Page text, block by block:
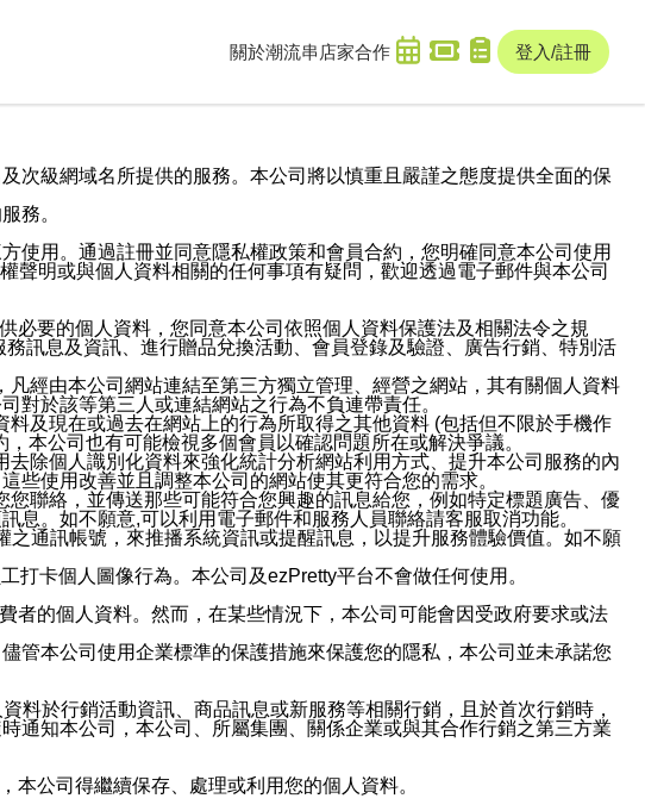
關於潮流串 店家合作 登入/註冊
次級網域名所提供的服務。本公司將以慎重且嚴謹之態度提供全面的保
務。
使用。通過註冊並同意隱私權政策和會員合約，您明確同意本公司使用
明或與個人資料相關的任何事項有疑問，歡迎透過電子郵件與本公司
要的個人資料，您同意本公司依照個人資料保護法及相關法令之規
訊息及資訊、進行贈品兌換活動、會員登錄及驗證、廣告行銷、特別活
經由本公司網站連結至第三方獨立管理、經營之網站，其有關個人資料
對於該等第三人或連結網站之行為不負連帶責任。
及現在或過去在網站上的行為所取得之其他資料 (包括但不限於手機作
本公司也有可能檢視多個會員以確認問題所在或解決爭議。
除個人識別化資料來強化統計分析網站利用方式、提升本公司服務的內
些使用改善並且調整本公司的網站使其更符合您的需求。
聯絡，並傳送那些可能符合您興趣的訊息給您，例如特定標題廣告、優
。如不願意,可以利用電子郵件和服務人員聯絡請客服取消功能。
通訊帳號，來推播系統資訊或提醒訊息，以提升服務體驗價值。如不願
卡個人圖像行為。本公司及ezPretty平台不會做任何使用。
者的個人資料。然而，在某些情況下，本公司可能會因受政府要求或法
管本公司使用企業標準的保護措施來保護您的隱私，本公司並未承諾您
料於行銷活動資訊、商品訊息或新服務等相關行銷，且於首次行銷時，
通知本公司，本公司、所屬集團、關係企業或與其合作行銷之第三方業
公司得繼續保存、處理或利用您的個人資料。